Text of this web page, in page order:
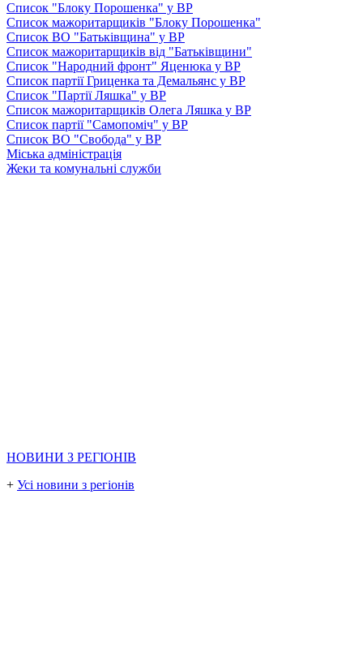
Список "Блоку Порошенка" у ВР
Список мажоритарщиків "Блоку Порошенка"
Список ВО "Батьківщина" у ВР
Список мажоритарщиків від "Батьківщини"
Список "Народний фронт" Яценюка у ВР
Список партії Гриценка та Демальянс у ВР
Список "Партії Ляшка" у ВР
Список мажоритарщиків Олега Ляшка у ВР
Список партії "Самопоміч" у ВР
Список ВО "Свобода" у ВР
Міська адміністрація
Жеки та комунальні служби
НОВИНИ З РЕГІОНІВ
+ Усі новини з регіонів